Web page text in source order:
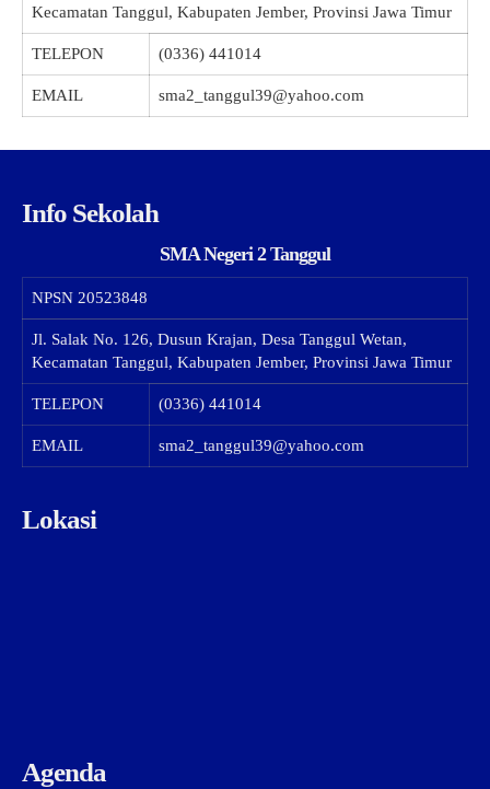
Kecamatan Tanggul, Kabupaten Jember, Provinsi Jawa Timur
TELEPON (0336) 441014
EMAIL sma2_tanggul39@yahoo.com
Info Sekolah
SMA Negeri 2 Tanggul
NPSN 20523848
Jl. Salak No. 126, Dusun Krajan, Desa Tanggul Wetan,
Kecamatan Tanggul, Kabupaten Jember, Provinsi Jawa Timur
TELEPON (0336) 441014
EMAIL sma2_tanggul39@yahoo.com
Lokasi
Agenda